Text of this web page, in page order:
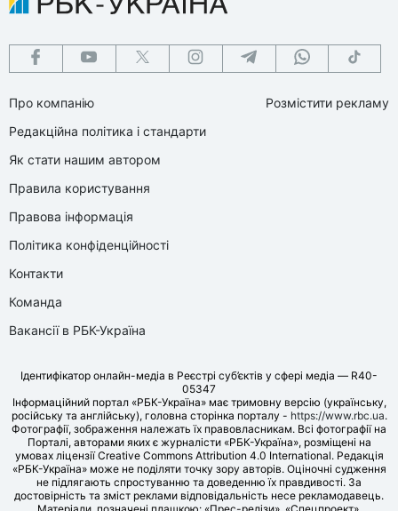
Про компанію
Редакційна політика і стандарти
Як стати нашим автором
Правила користування
Правова інформація
Політика конфіденційності
Контакти
Команда
Вакансії в РБК-Україна
Розмістити рекламу
Ідентифікатор онлайн-медіа в Реєстрі суб’єктів у сфері медіа — R40-
05347
Інформаційний портал «РБК-Україна» має тримовну версію (українську,
російську та англійську), головна сторінка порталу - https://www.rbc.ua.
Фотографії, зображення належать їх правовласникам. Всі фотографії на
Порталі, авторами яких є журналісти «РБК-Україна», розміщені на
умовах ліцензії Creative Commons Attribution 4.0 International. Редакція
«РБК-Україна» може не поділяти точку зору авторів. Оціночні судження
не підлягають спростуванню та доведенню їх правдивості. За
достовірність та зміст реклами відповідальність несе рекламодавець.